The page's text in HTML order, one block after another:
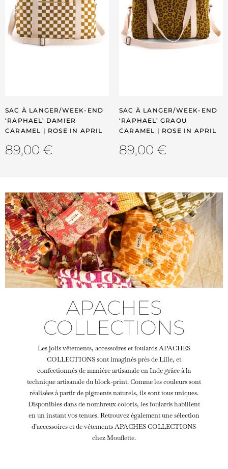
SAC À LANGER/WEEK-END
‘RAPHAEL’ DAMIER
CARAMEL | ROSE IN APRIL
89,00 €
SAC À LANGER/WEEK-END
‘RAPHAEL’ GRAOU
CARAMEL | ROSE IN APRIL
89,00 €
APACHES
COLLECTIONS
Les jolis vêtements, accessoires et foulards APACHES
COLLECTIONS sont imaginés près de Lille, et
confectionnés de manière artisanale en Inde grâce à la
technique artisanale du block-print. Comme les couleurs sont
réalisées à partir de pigments naturels, ils sont tous uniques.
Disponibles dans de nombreux coloris, les foulards habillent
en un instant vos tenues. Retrouvez également une sélection
d’accessoires et de vêtements APACHES COLLECTIONS
chez Mouflette.